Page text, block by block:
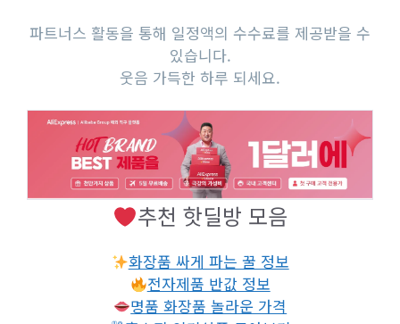
파트너스 활동을 통해 일정액의 수수료를 제공받을 수
있습니다.
웃음 가득한 하루 되세요.
추천 핫딜방 모음
화장품 싸게 파는 꿀 정보
전자제품 반값 정보
명품 화장품 놀라운 가격